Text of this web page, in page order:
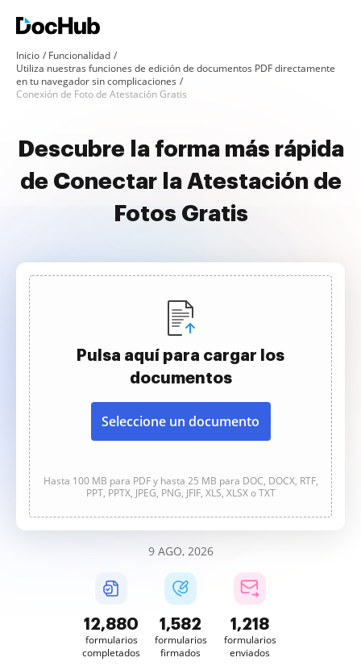
Inicio
Funcionalidad
Utiliza nuestras funciones de edición de documentos PDF directamente
en tu navegador sin complicaciones
Conexión de Foto de Atestación Gratis
Descubre la forma más rápida
de Conectar la Atestación de
Fotos Gratis
Pulsa aquí para cargar los
documentos
Seleccione un documento
Hasta 100 MB para PDF y hasta 25 MB para DOC, DOCX, RTF,
PPT, PPTX, JPEG, PNG, JFIF, XLS, XLSX o TXT
9 AGO, 2026
12,881
formularios
completados
1,582
formularios
firmados
1,218
formularios
enviados